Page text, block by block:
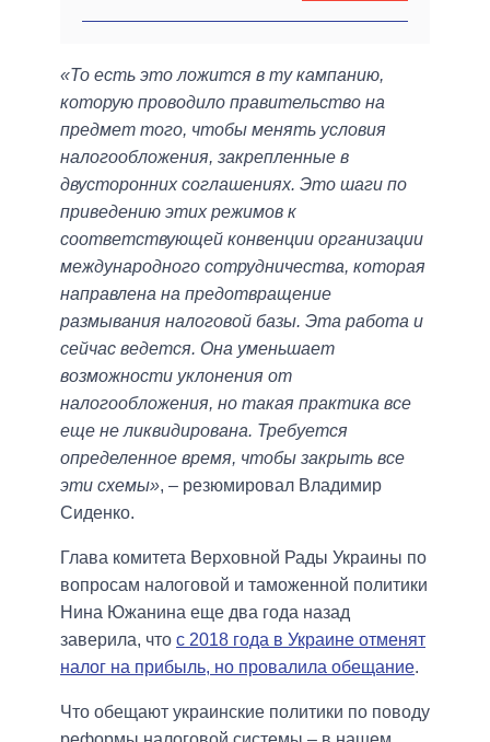
«То есть это ложится в ту кампанию,
которую проводило правительство на
предмет того, чтобы менять условия
налогообложения, закрепленные в
двусторонних соглашениях. Это шаги по
приведению этих режимов к
соответствующей конвенции организации
международного сотрудничества, которая
направлена ​​на предотвращение
размывания налоговой базы. Эта работа и
сейчас ведется. Она уменьшает
возможности уклонения от
налогообложения, но такая практика все
еще не ликвидирована. Требуется
определенное время, чтобы закрыть все
эти схемы», – резюмировал Владимир
Сиденко.
Глава комитета Верховной Рады Украины по
вопросам налоговой и таможенной политики
Нина Южанина еще два года назад
заверила, что с 2018 года в Украине отменят
налог на прибыль, но провалила обещание.
Что обещают украинские политики по поводу